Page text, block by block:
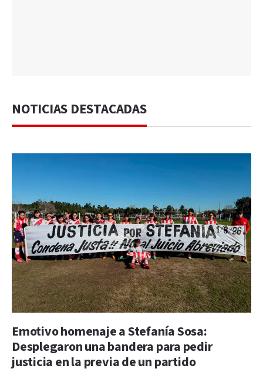
NOTICIAS DESTACADAS
Emotivo homenaje a Stefanía Sosa:
Desplegaron una bandera para pedir
justicia en la previa de un partido